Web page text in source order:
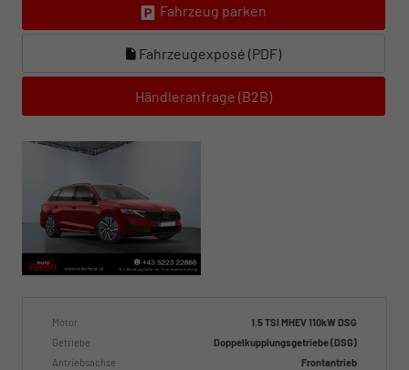
Fahrzeug parken
Fahrzeugexposé (PDF)
Händleranfrage (B2B)
Motor
1.5 TSI MHEV 110kW DSG
Getriebe
Doppelkupplungsgetriebe (DSG)
Antriebsachse
Frontantrieb